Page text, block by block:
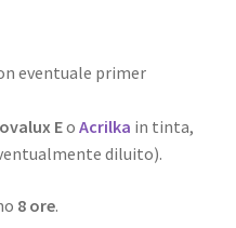
eventuale primer
Eo Acrilka in tinta,
diluito).
8 ore.